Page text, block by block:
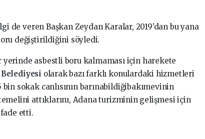
de veren Başkan Zeydan Karalar, 2019’dan bu yana
değiştirildiğini söyledi.
yerinde asbestli boru kalmaması için harekete
olarak bazı farklı konulardaki hizmetleri
sokak canlısının barınabildiğibakımevinin
attıklarını, Adana turizminin gelişmesi için
etti.